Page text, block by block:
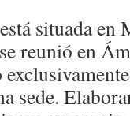
situada
reunió en
sede.